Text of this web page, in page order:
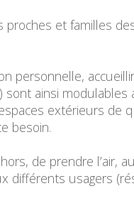
proches et familles
personnelle,
ainsi
extérieurs
besoin.
de prendre
différents usagers